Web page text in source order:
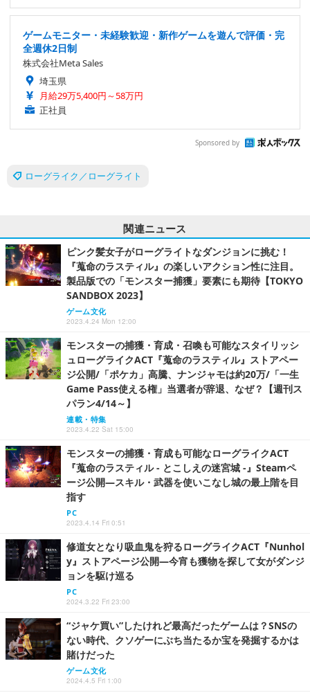
ゲームモニター・未経験歓迎・新作ゲームを遊んで評価・完
全週休2日制
株式会社Meta Sales
埼玉県
月給29万5,400円～58万円
正社員
Sponsored by
ローグライク／ローグライト
関連ニュース
ピンク髪女子がローグライトなダンジョンに挑む！
『蒐命のラスティル』の楽しいアクション性に注目。
製品版での「モンスター捕獲」要素にも期待【TOKYO
SANDBOX 2023】
ゲーム文化
2023.4.24 Mon 12:00
モンスターの捕獲・育成・召喚も可能なスタイリッシ
ュローグライクACT『蒐命のラスティル』ストアペー
ジ公開/「ポケカ」高騰、ナンジャモは約20万/「一生
Game Pass使える権」当選者が辞退、なぜ？【週刊ス
パラン4/14～】
連載・特集
2023.4.22 Sat 15:00
モンスターの捕獲・育成も可能なローグライクACT
『蒐命のラスティル - とこしえの迷宮城 -』Steamペ
ージ公開―スキル・武器を使いこなし城の最上階を目
指す
PC
2023.4.14 Fri 0:51
修道女となり吸血鬼を狩るローグライクACT『Nunhol
y』ストアページ公開―今宵も獲物を探して女がダンジ
ョンを駆け巡る
PC
2024.3.22 Fri 23:00
“ジャケ買い”したけれど最高だったゲームは？SNSの
ない時代、クソゲーにぶち当たるか宝を発掘するかは
賭けだった
ゲーム文化
2024.4.5 Fri 1:00